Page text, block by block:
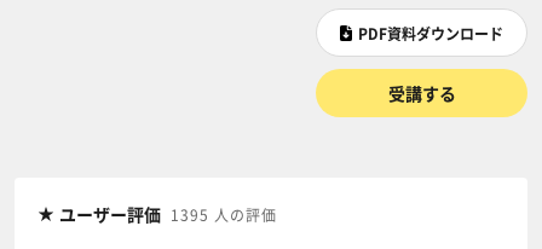
PDF資料ダウンロード
受講する
ユーザー評価 1395 人の評価